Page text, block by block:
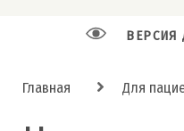
ВЕРСИЯ
Главная Для